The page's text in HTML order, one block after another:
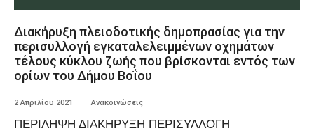
Διακήρυξη πλειοδοτικής δημοπρασίας για την
περισυλλογή εγκαταλελειμμένων οχημάτων
τέλους κύκλου ζωής που βρίσκονται εντός των
ορίων του Δήμου Βοΐου
2 Απριλίου 2021 | Ανακοινώσεις |
ΠΕΡΙΛΗΨΗ ΔΙΑΚΗΡΥΞΗ ΠΕΡΙΣΥΛΛΟΓΗ